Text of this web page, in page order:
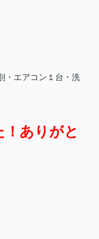
・エアコン１台・洗
ありがと